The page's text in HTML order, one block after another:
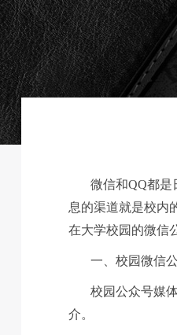
微信和QQ都是
息的渠道就是校内
在大学校园的微信
一、校园微信
校园公众号媒
介。